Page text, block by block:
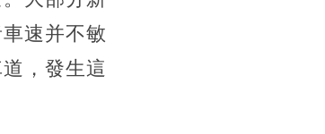
速并不敏
，發生這